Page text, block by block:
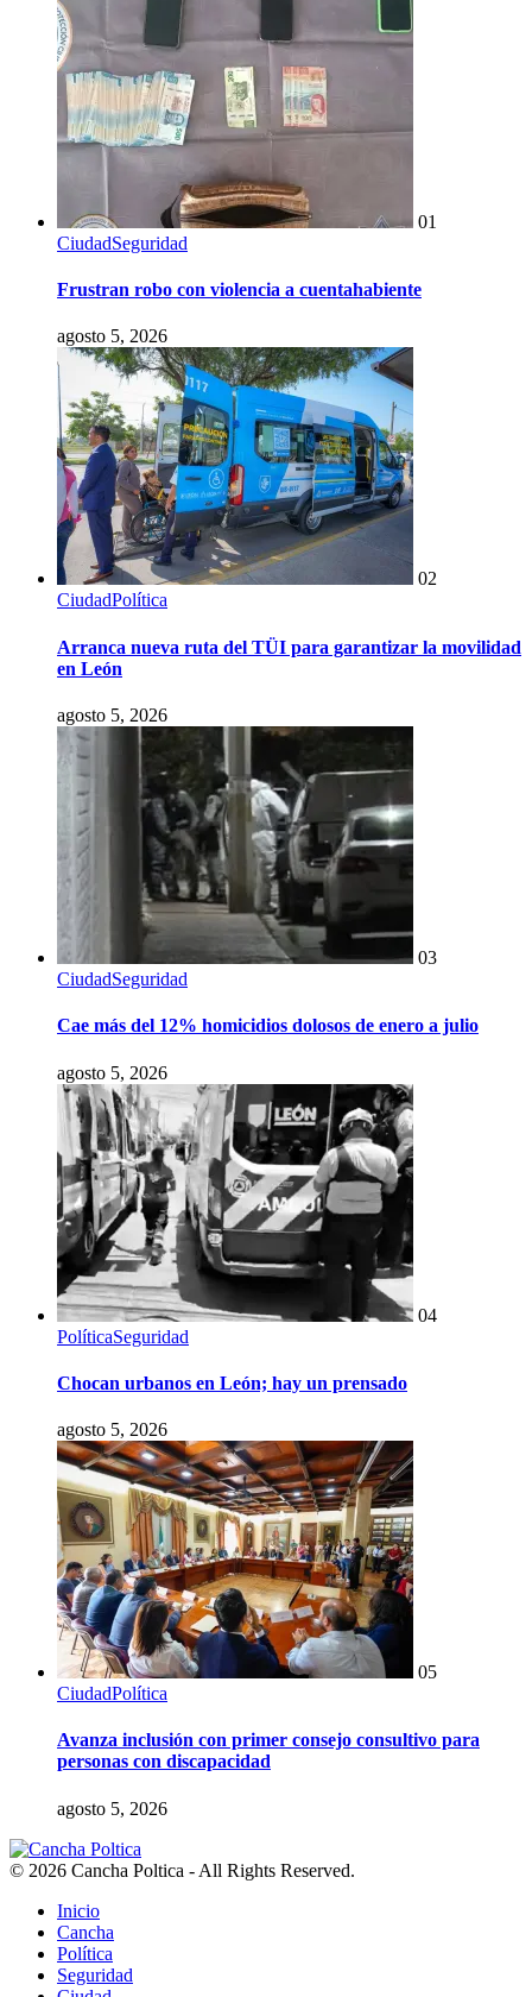
01
CiudadSeguridad
Frustran robo con violencia a cuentahabiente
agosto 5, 2026
02
CiudadPolítica
Arranca nueva ruta del TÜI para garantizar la movilidad
en León
agosto 5, 2026
03
CiudadSeguridad
Cae más del 12% homicidios dolosos de enero a julio
agosto 5, 2026
04
PolíticaSeguridad
Chocan urbanos en León; hay un prensado
agosto 5, 2026
05
CiudadPolítica
Avanza inclusión con primer consejo consultivo para
personas con discapacidad
agosto 5, 2026
© 2026 Cancha Poltica - All Rights Reserved.
Inicio
Cancha
Política
Seguridad